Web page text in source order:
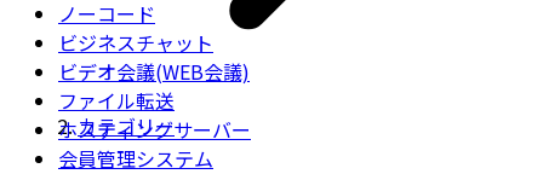
ノーコード
ビジネスチャット
ビデオ会議(WEB会議)
ファイル転送
ホスティングサーバー
会員管理システム
カテゴリー